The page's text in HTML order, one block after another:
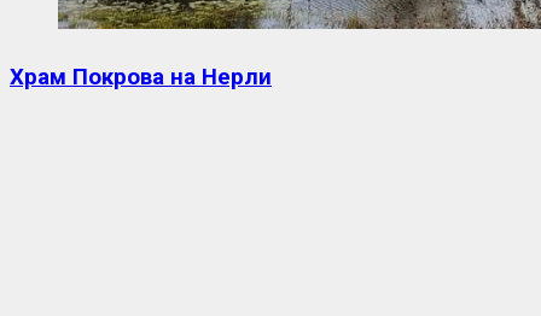
Храм Покрова на Нерли